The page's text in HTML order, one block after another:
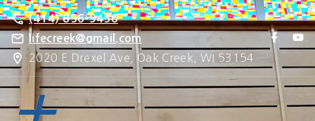
S
k
i
(414) 856-9456
lifecreek@gmail.com
2020 E Drexel Ave, Oak Creek, WI 53154
f
a
e
b
o
k
y
o
t
e